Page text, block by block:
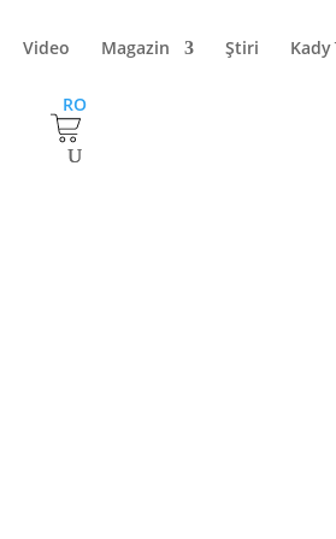
Video Magazin Ştiri
RO